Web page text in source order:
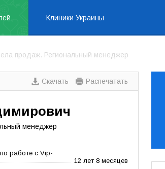
Клиники Украины
продаж. Региональный менеджер
Скачать Распечатать
менеджер
работе с Vip-
12 лет 8 месяцев